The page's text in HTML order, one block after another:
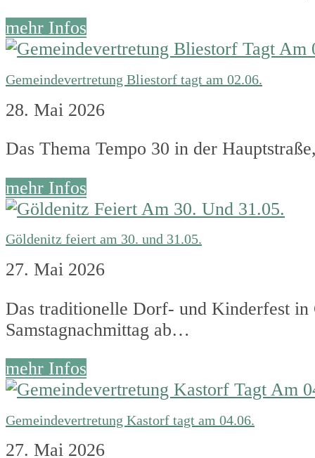
mehr Infos
Gemeindevertretung Bliestorf tagt am 02.06.
28. Mai 2026
Das Thema Tempo 30 in der
mehr Infos
Göldenitz feiert am 30. und 31.05.
27. Mai 2026
Das traditionelle Dorf- und Kinderfest in
Samstagnachmittag ab…
mehr Infos
Gemeindevertretung Kastorf tagt am 04.06.
27. Mai 2026